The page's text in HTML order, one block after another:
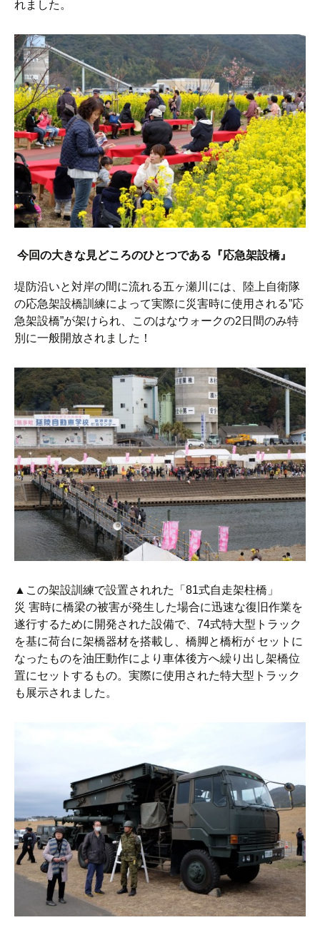
れました。
今回の大きな見どころのひとつである『応急架設橋』
堤防沿いと対岸の間に流れる五ヶ瀬川には、陸上自衛隊
の応急架設橋訓練によって実際に災害時に使用される”応
急架設橋”が架けられ、このはなウォークの2日間のみ特
別に一般開放されました！
▲この架設訓練で設置されれた「81式自走架柱橋」
災 害時に橋梁の被害が発生した場合に迅速な復旧作業を
遂行するために開発された設備で、74式特大型トラック
を基に荷台に架橋器材を搭載し、橋脚と橋桁が セットに
なったものを油圧動作により車体後方へ繰り出し架橋位
置にセットするもの。実際に使用された特大型トラック
も展示されました。